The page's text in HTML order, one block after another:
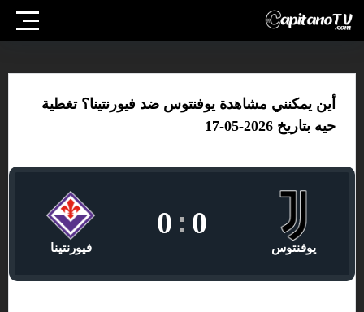
أين يمكنني مشاهدة يوفنتوس ضد فيورنتينا؟ تغطية
حيه بتاريخ 2026-05-17
يوفنتوس
0
:
0
فيورنتينا